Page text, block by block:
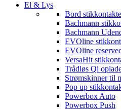
El & Lys
Bord
Bachmann
Bachmann
EVOline
EVOline
VersaHit
Trådløs Qi
Strømskinner til
Pop up
Powerbox Auto
Powerbox Push